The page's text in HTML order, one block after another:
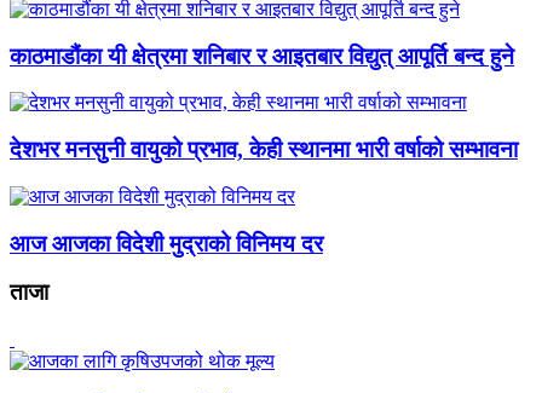
काठमाडौंका यी क्षेत्रमा शनिबार र आइतबार विद्युत् आपूर्ति बन्द हुने
देशभर मनसुनी वायुको प्रभाव, केही स्थानमा भारी वर्षाको सम्भावना
आज आजका विदेशी मुद्राको विनिमय दर
ताजा